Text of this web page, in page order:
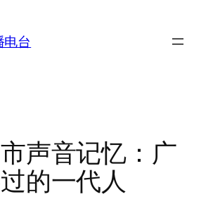
台
声音记忆：广
的一代人